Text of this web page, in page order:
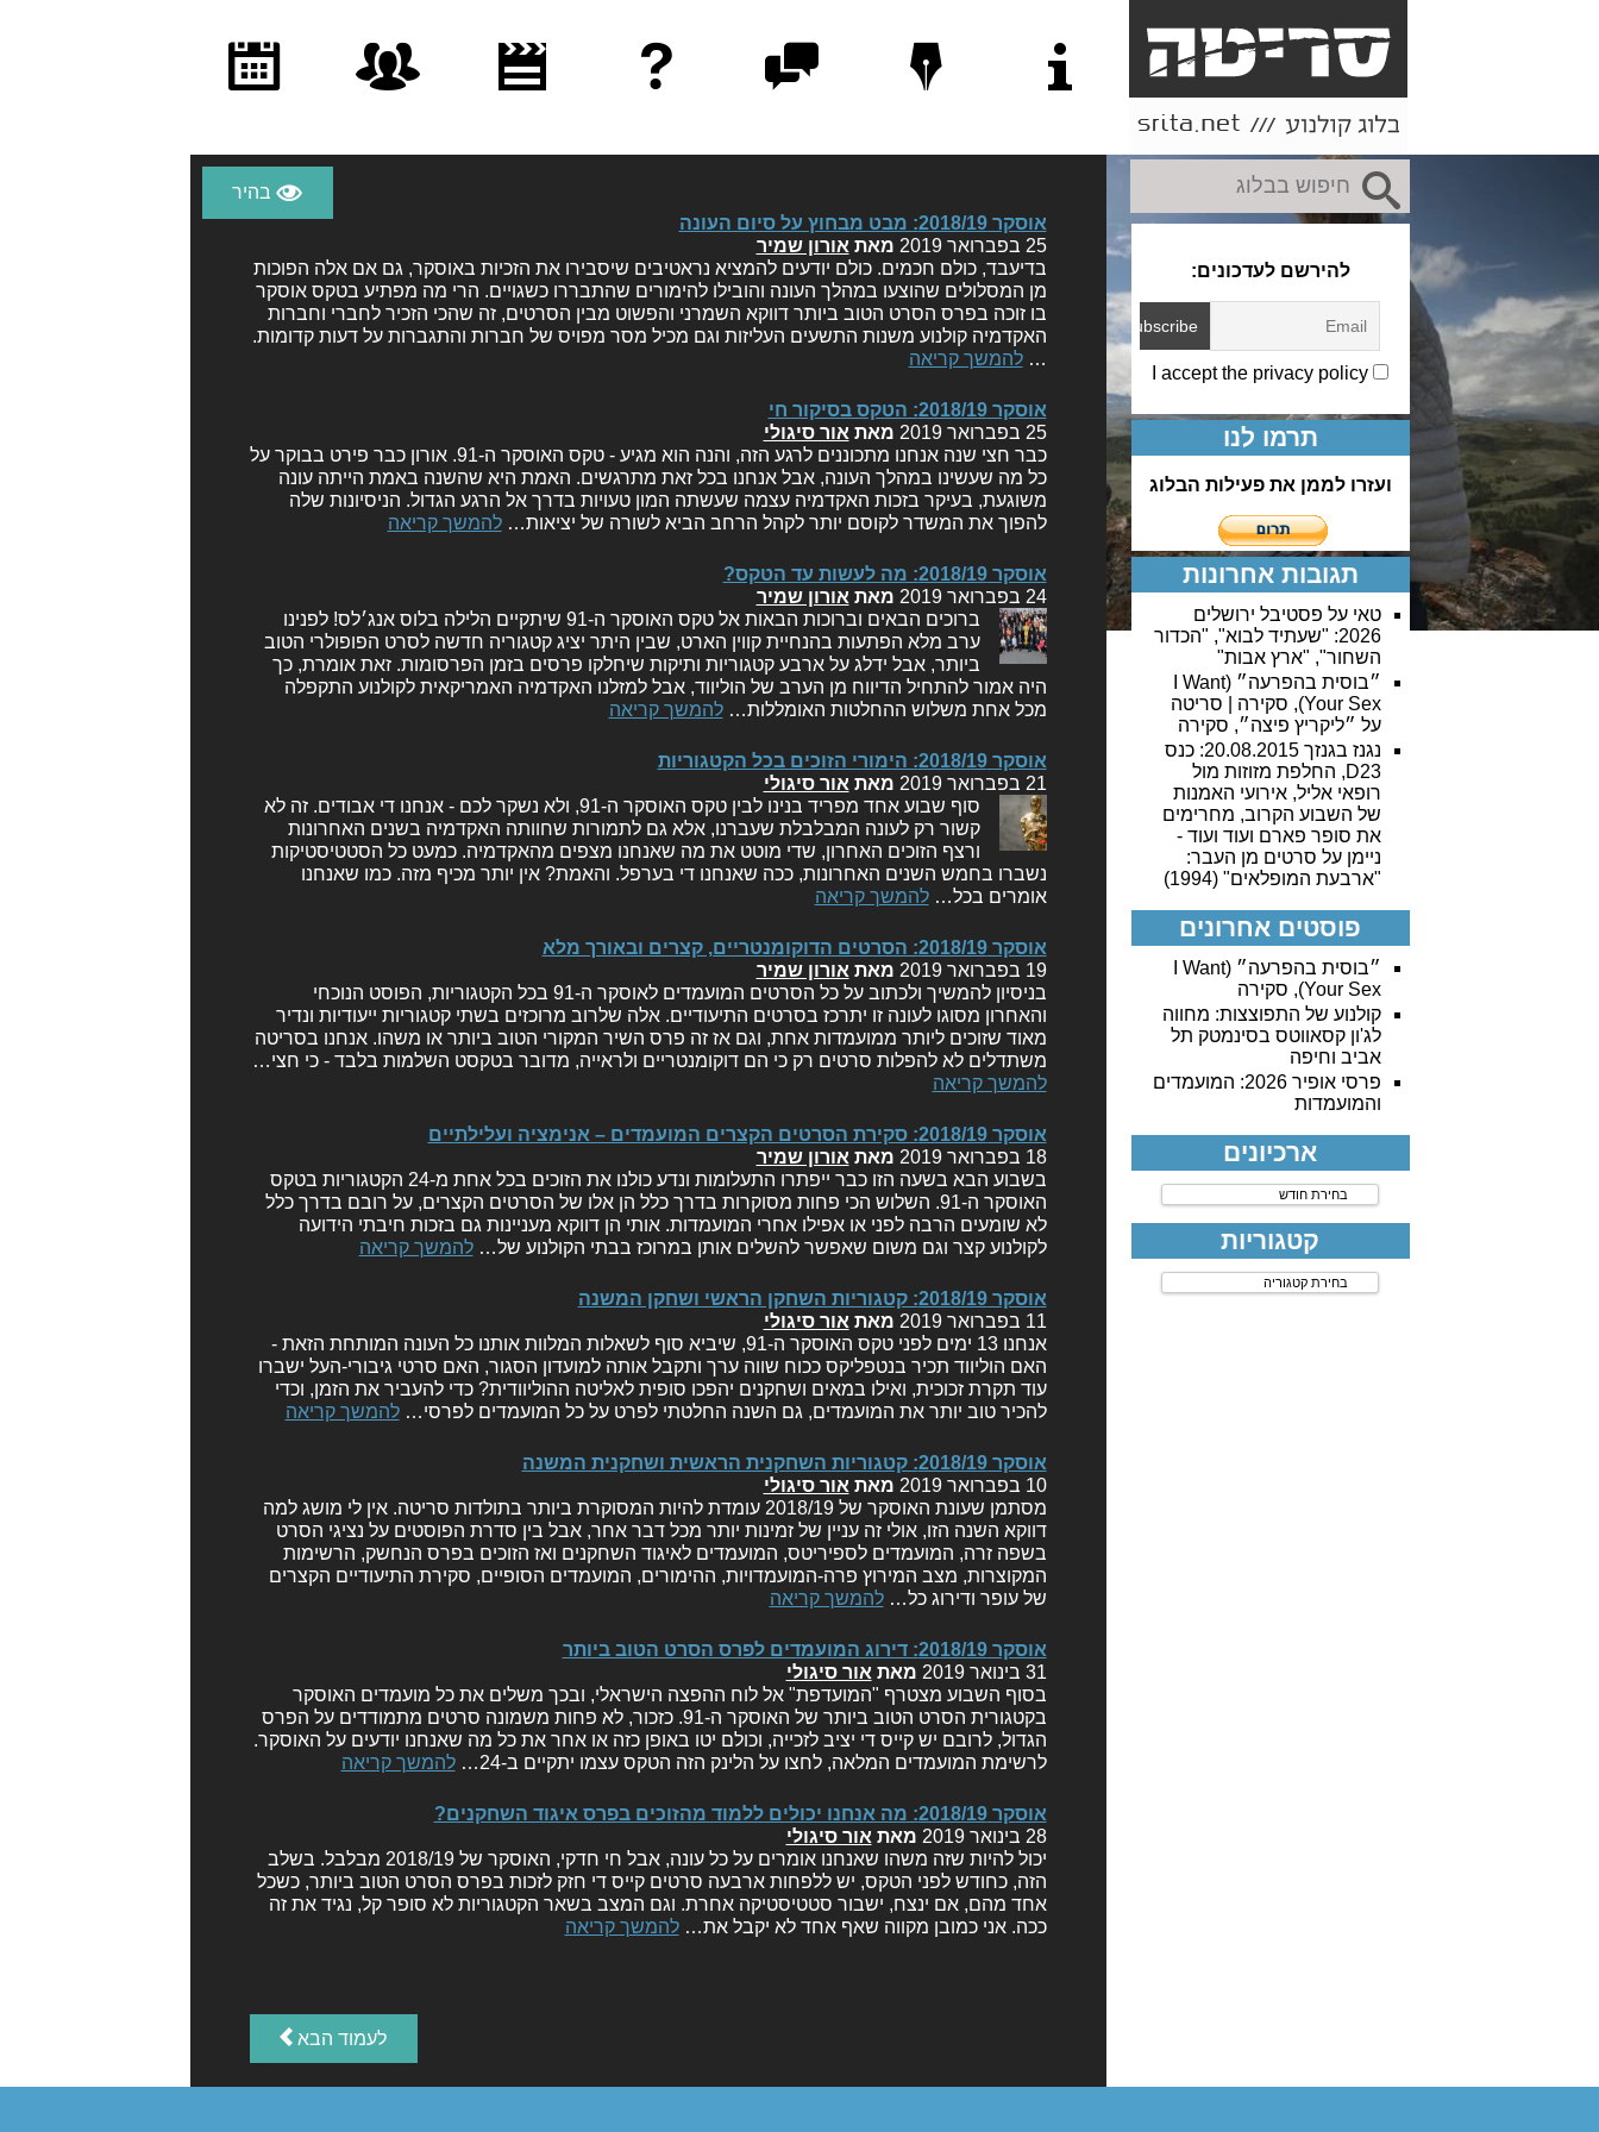
להירשם לעדכונים:
תרמו לנו
ועזרו לממן את פעילות הבלוג
תגובות אחרונות
טאי על פסטיבל ירושלים
2026: "שעתיד לבוא", "הכדור
השחור", "ארץ אבות"
״בוסית בהפרעה״ (I Want
Your Sex), סקירה | סריטה
על ״ליקריץ פיצה״, סקירה
נגנז בגנזך 20.08.2015: כנס
D23, החלפת מזוזות מול
רופאי אליל, אירועי האמנות
של השבוע הקרוב, מחרימים
את סופר פארם ועוד ועוד -
ניימן על סרטים מן העבר:
"ארבעת המופלאים" (1994)
פוסטים אחרונים
״בוסית בהפרעה״ (I Want
Your Sex), סקירה
קולנוע של התפוצצות: מחווה
לג'ון קסאווטס בסינמטק תל
אביב וחיפה
פרסי אופיר 2026: המועמדים
והמועמדות
ארכיונים
ארכיונים
קטגוריות
קטגוריות
אוסקר 2018/19: מבט מבחוץ על סיום העונה
25 בפברואר 2019
מאת אורון שמיר
בדיעבד, כולם חכמים. כולם יודעים להמציא נראטיבים שיסבירו את הזכיות באוסקר, גם אם אלה הפוכות
מן המסלולים שהוצעו במהלך העונה והובילו להימורים שהתבררו כשגויים. הרי מה מפתיע בטקס אוסקר
בו זוכה בפרס הסרט הטוב ביותר דווקא השמרני והפשוט מבין הסרטים, זה שהכי הזכיר לחברי וחברות
האקדמיה קולנוע משנות התשעים העליזות וגם מכיל מסר מפויס של חברות והתגברות על דעות קדומות.
…להמשך קריאה
אוסקר 2018/19: הטקס בסיקור חי
25 בפברואר 2019
מאת אור סיגולי
כבר חצי שנה אנחנו מתכוננים לרגע הזה, והנה הוא מגיע - טקס האוסקר ה-91. אורון כבר פירט בבוקר על
כל מה שעשינו במהלך העונה, אבל אנחנו בכל זאת מתרגשים. האמת היא שהשנה באמת הייתה עונה
משוגעת, בעיקר בזכות האקדמיה עצמה שעשתה המון טעויות בדרך אל הרגע הגדול. הניסיונות שלה
להפוך את המשדר לקוסם יותר לקהל הרחב הביא לשורה של יציאות…להמשך קריאה
אוסקר 2018/19: מה לעשות עד הטקס?
24 בפברואר 2019
מאת אורון שמיר
ברוכים הבאים וברוכות הבאות אל טקס האוסקר ה-91 שיתקיים הלילה בלוס אנג׳לס! לפנינו
ערב מלא הפתעות בהנחיית קווין הארט, שבין היתר יציג קטגוריה חדשה לסרט הפופולרי הטוב
ביותר, אבל ידלג על ארבע קטגוריות ותיקות שיחלקו פרסים בזמן הפרסומות. זאת אומרת, כך
היה אמור להתחיל הדיווח מן הערב של הוליווד, אבל למזלנו האקדמיה האמריקאית לקולנוע התקפלה
מכל אחת משלוש ההחלטות האומללות…להמשך קריאה
אוסקר 2018/19: הימורי הזוכים בכל הקטגוריות
21 בפברואר 2019
מאת אור סיגולי
סוף שבוע אחד מפריד בנינו לבין טקס האוסקר ה-91, ולא נשקר לכם - אנחנו די אבודים. זה לא
קשור רק לעונה המבלבלת שעברנו, אלא גם לתמורות שחוותה האקדמיה בשנים האחרונות
ורצף הזוכים האחרון, שדי מוטט את מה שאנחנו מצפים מהאקדמיה. כמעט כל הסטטיסטיקות
נשברו בחמש השנים האחרונות, ככה שאנחנו די בערפל. והאמת? אין יותר מכיף מזה. כמו שאנחנו
אומרים בכל…להמשך קריאה
אוסקר 2018/19: הסרטים הדוקומנטריים, קצרים ובאורך מלא
19 בפברואר 2019
מאת אורון שמיר
בניסיון להמשיך ולכתוב על כל הסרטים המועמדים לאוסקר ה-91 בכל הקטגוריות, הפוסט הנוכחי
והאחרון מסוגו לעונה זו יתרכז בסרטים התיעודיים. אלה שלרוב מרוכזים בשתי קטגוריות ייעודיות ונדיר
מאוד שזוכים ליותר ממועמדות אחת, וגם אז זה פרס השיר המקורי הטוב ביותר או משהו. אנחנו בסריטה
משתדלים לא להפלות סרטים רק כי הם דוקומנטריים ולראייה, מדובר בטקסט השלמות בלבד - כי חצי…
להמשך קריאה
אוסקר 2018/19: סקירת הסרטים הקצרים המועמדים – אנימציה ועלילתיים
18 בפברואר 2019
מאת אורון שמיר
בשבוע הבא בשעה הזו כבר ייפתרו התעלומות ונדע כולנו את הזוכים בכל אחת מ-24 הקטגוריות בטקס
האוסקר ה-91. השלוש הכי פחות מסוקרות בדרך כלל הן אלו של הסרטים הקצרים, על רובם בדרך כלל
לא שומעים הרבה לפני או אפילו אחרי המועמדות. אותי הן דווקא מעניינות גם בזכות חיבתי הידועה
לקולנוע קצר וגם משום שאפשר להשלים אותן במרוכז בבתי הקולנוע של…להמשך קריאה
אוסקר 2018/19: קטגוריות השחקן הראשי ושחקן המשנה
11 בפברואר 2019
מאת אור סיגולי
אנחנו 13 ימים לפני טקס האוסקר ה-91, שיביא סוף לשאלות המלוות אותנו כל העונה המותחת הזאת -
האם הוליווד תכיר בנטפליקס ככוח שווה ערך ותקבל אותה למועדון הסגור, האם סרטי גיבורי-העל ישברו
עוד תקרת זכוכית, ואילו במאים ושחקנים יהפכו סופית לאליטה ההוליוודית? כדי להעביר את הזמן, וכדי
להכיר טוב יותר את המועמדים, גם השנה החלטתי לפרט על כל המועמדים לפרסי…להמשך קריאה
אוסקר 2018/19: קטגוריות השחקנית הראשית ושחקנית המשנה
10 בפברואר 2019
מאת אור סיגולי
מסתמן שעונת האוסקר של 2018/19 עומדת להיות המסוקרת ביותר בתולדות סריטה. אין לי מושג למה
דווקא השנה הזו, אולי זה עניין של זמינות יותר מכל דבר אחר, אבל בין סדרת הפוסטים על נציגי הסרט
בשפה זרה, המועמדים לספיריטס, המועמדים לאיגוד השחקנים ואז הזוכים בפרס הנחשק, הרשימות
המקוצרות, מצב המירוץ פרה-המועמדויות, ההימורים, המועמדים הסופיים, סקירת התיעודיים הקצרים
של עופר ודירוג כל…להמשך קריאה
אוסקר 2018/19: דירוג המועמדים לפרס הסרט הטוב ביותר
31 בינואר 2019
מאת אור סיגולי
בסוף השבוע מצטרף "המועדפת" אל לוח ההפצה הישראלי, ובכך משלים את כל מועמדים האוסקר
בקטגורית הסרט הטוב ביותר של האוסקר ה-91. כזכור, לא פחות משמונה סרטים מתמודדים על הפרס
הגדול, לרובם יש קייס די יציב לזכייה, וכולם יטו באופן כזה או אחר את כל מה שאנחנו יודעים על האוסקר.
לרשימת המועמדים המלאה, לחצו על הלינק הזה הטקס עצמו יתקיים ב-24…
להמשך קריאה
אוסקר 2018/19: מה אנחנו יכולים ללמוד מהזוכים בפרס איגוד השחקנים?
28 בינואר 2019
מאת אור סיגולי
יכול להיות שזה משהו שאנחנו אומרים על כל עונה, אבל חי חדקי, האוסקר של 2018/19 מבלבל. בשלב
הזה, כחודש לפני הטקס, יש ללפחות ארבעה סרטים קייס די חזק לזכות בפרס הסרט הטוב ביותר, כשכל
אחד מהם, אם ינצח, ישבור סטטיסטיקה אחרת. וגם המצב בשאר הקטגוריות לא סופר קל, נגיד את זה
ככה. אני כמובן מקווה שאף אחד לא יקבל את…להמשך קריאה
לעמוד הבא